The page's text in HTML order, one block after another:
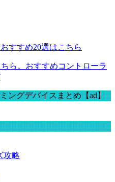
すすめ20選はこちら
ら。おすすめコントローラ
ングデバイスまとめ【ad】
攻略